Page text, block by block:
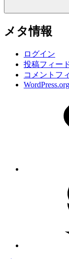
メタ情報
ログイン
投稿フィー
コメントフ
WordPress.org